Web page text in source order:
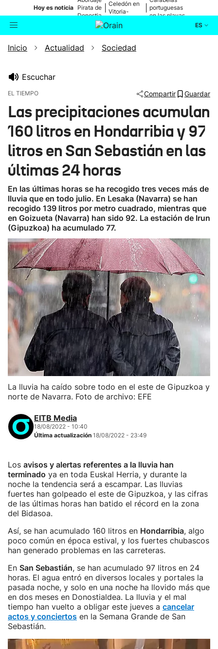
Hoy es noticia Pirata de
Donostia
Celedón en
Vitoria-
portuguesas
en las playas
ES
Buscador Actualidad
Ikusmiran
Eguraldia
Inicio Actualidad Sociedad
Escuchar
EL TIEMPO Compartir Guardar
Las precipitaciones acumulan
160 litros en Hondarribia y 97
litros en San Sebastián en las
últimas 24 horas
En las últimas horas se ha recogido tres veces más de
lluvia que en todo julio. En Lesaka (Navarra) se han
recogido 139 litros por metro cuadrado, mientras que
en Goizueta (Navarra) han sido 92. La estación de Irun
(Gipuzkoa) ha acumulado 77.
La lluvia ha caído sobre todo en el este de Gipuzkoa y
norte de Navarra. Foto de archivo: EFE
EITB Media
18/08/2022 - 10:40
Última actualización 18/08/2022 - 23:49
Los avisos y alertas referentes a la lluvia han
terminado ya en toda Euskal Herria, y durante la
noche la tendencia será a escampar. Las lluvias
fuertes han golpeado el este de Gipuzkoa, y las cifras
de las últimas horas han batido el récord en la zona
del Bidasoa.
Así, se han acumulado 160 litros en Hondarribia, algo
poco común en época estival, y los fuertes chubascos
han generado problemas en las carreteras.
En San Sebastián, se han acumulado 97 litros en 24
horas. El agua entró en diversos locales y portales la
pasada noche, y solo en una noche ha llovido más que
en dos meses en Donostialdea. La lluvia y el mal
tiempo han vuelto a obligar este jueves a cancelar
actos y conciertos en la Semana Grande de San
Sebastián.